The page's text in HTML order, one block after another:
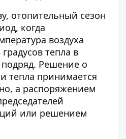
отопительный сезон
когда
воздуха
тепла в
Решение о
тепла принимается
а распоряжением
или решением